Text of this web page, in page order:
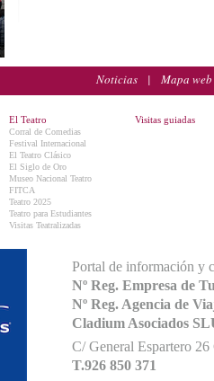
Noticias | Mapa web
El Teatro
Corral de Comedias
Festival Internacional
El Teatro Clásico
El Siglo de Oro
Museo Nacional Teatro
FITCA
Teatro 2025
Teatro para Estudiantes
Visitas Teatralizadas
Visitas guiadas
Portal de información y
Nº Reg. Empresa de
Nº Reg. Agencia de
Cladium Asociados
C/ General Espartero
T.926 850 371